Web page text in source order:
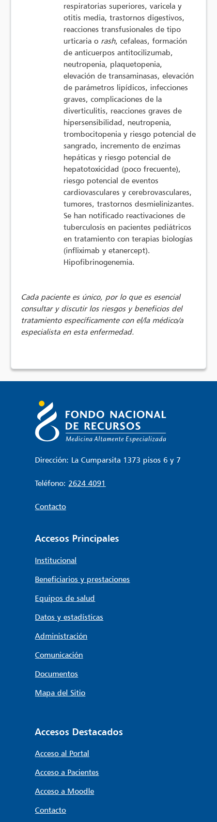
respiratorias superiores, varicela y
otitis media, trastornos digestivos,
reacciones transfusionales de tipo
urticaria o rash, cefaleas, formación
de anticuerpos antitocilizumab,
neutropenia, plaquetopenia,
elevación de transaminasas, elevación
de parámetros lipídicos, infecciones
graves, complicaciones de la
diverticulitis, reacciones graves de
hipersensibilidad, neutropenia,
trombocitopenia y riesgo potencial de
sangrado, incremento de enzimas
hepáticas y riesgo potencial de
hepatotoxicidad (poco frecuente),
riesgo potencial de eventos
cardiovasculares y cerebrovasculares,
tumores, trastornos desmielinizantes.
Se han notificado reactivaciones de
tuberculosis en pacientes pediátricos
en tratamiento con terapias biologías
(infliximab y etanercept).
Hipofibrinogenemia.
Cada paciente es único, por lo que es esencial
consultar y discutir los riesgos y beneficios del
tratamiento específicamente con el/la médico/a
especialista en esta enfermedad.
Dirección: La Cumparsita 1373 pisos 6 y 7
Teléfono: 2624 4091
Contacto
Accesos Principales
Institucional
Beneficiarios y prestaciones
Equipos de salud
Datos y estadísticas
Administración
Comunicación
Documentos
Mapa del Sitio
Accesos Destacados
Acceso al Portal
Acceso a Pacientes
Acceso a Moodle
Contacto